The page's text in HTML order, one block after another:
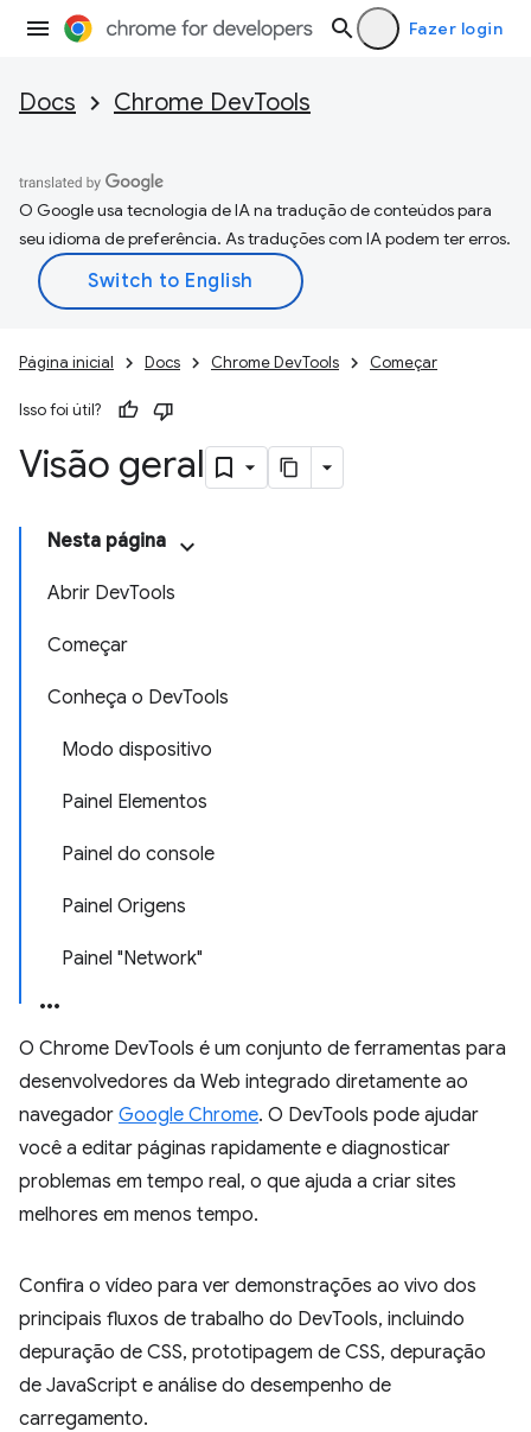
Fazer login
Docs Chrome DevTools
O Google usa tecnologia de IA na tradução de conteúdos para
seu idioma de preferência. As traduções com IA podem ter erros.
Página inicial Docs Chrome DevTools Começar
Isso foi útil?
Visão geral
Nesta página
Abrir DevTools
Começar
Conheça o DevTools
Modo dispositivo
Painel Elementos
Painel do console
Painel Origens
Painel "Network"
O Chrome DevTools é um conjunto de ferramentas para
desenvolvedores da Web integrado diretamente ao
navegador Google Chrome. O DevTools pode ajudar
você a editar páginas rapidamente e diagnosticar
problemas em tempo real, o que ajuda a criar sites
melhores em menos tempo.
Confira o vídeo para ver demonstrações ao vivo dos
principais fluxos de trabalho do DevTools, incluindo
depuração de CSS, prototipagem de CSS, depuração
de JavaScript e análise do desempenho de
carregamento.